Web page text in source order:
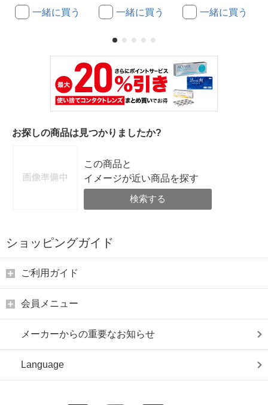
一緒に買う 一緒に買う 一緒に買う
お探しの商品は見つかりましたか?
この商品と
イメージが近い商品を探す
検索する
ショッピングガイド
ご利用ガイド
会員メニュー
メーカーからの重要なお知らせ
Language